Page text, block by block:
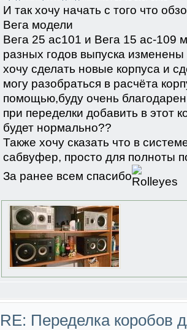
И так хочу начать с того что
Вега модели
Вега 25 ас101 и Вега 15 ас-109
разных годов выпуска
хочу сделать новые корпуса и
могу разобраться в расчёта
помощью,буду очень
при переделки добавить в этот
будет нормально??
Также хочу сказать что в
сабвуфер, просто для полноты
За ранее всем спасибо
RE: Переделка коробов